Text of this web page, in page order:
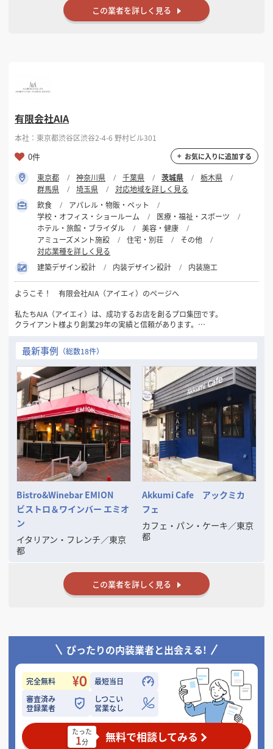
この業者を詳しく見る
有限会社AIA
本社：東京都渋谷区渋谷2-4-6 野村ビル301
0件 お気に入りに追加する
東京都 神奈川県 千葉県 茨城県
栃木県
群馬県
埼玉県
対応地域を詳しく見る
飲食
アパレル・物販・ペット
学校・オフィス・ショールーム
医療・福祉・スポーツ
ホテル・旅館・ブライダル
美容・健康
アミューズメント施設
住宅・別荘
その他
対応業種を詳しく見る
建築デザイン設計
内装デザイン設計 内装施工
ようこそ！ 有限会社AIA（アイエィ）のページへ
私たちAIA（アイエィ）は、成功するお店を創るプロ集団です。
クライアント様より創業29年の実績と信頼があります。
最初の御相談と御見積りは無料です。
■仕事のおおよその流れは、
お客様からの御相談➡物件探しのお手伝い➡レイアウト・3DCGパースな
どの御提案
➡御見積書の御提案➡成約➡工事施工➡完成引渡し➡開店準備➡オープン
➡アフターフォロー
■その他に次のようなご相談にも応じます、
◦ファイナンスの御相談
◦リースの御相談
◦物件取得の御相談（サブリースや大家さんなどへの対応）
◦その他お店に関するすべての御相談
ご一緒に良いお店を考え、楽しく創りましょう。
そして成功させましょう。
最新事例 （総数18件）
Bistro&Winebar EMION
ビストロ＆ワインバー エミオ
ン
イタリアン・フレンチ／東京
都
Akkumi Cafe アックミカ
フェ
カフェ・パン・ケーキ／東京
都
この業者を詳しく見る
ぴったりの内装業者と出会える!
完全無料
最短当日
審査済み
登録業者
しつこい
営業なし
たった
1分 無料で相談してみる